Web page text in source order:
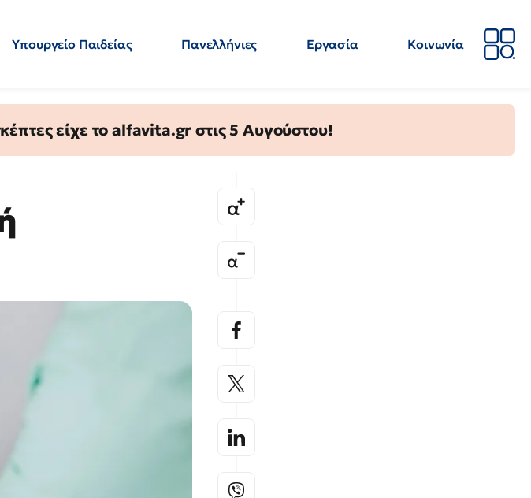
Υπουργείο Παιδείας Πανελλήνιες Εργασία
Κοινωνία
είχε το alfavita.gr στις 5 Αυγούστου!